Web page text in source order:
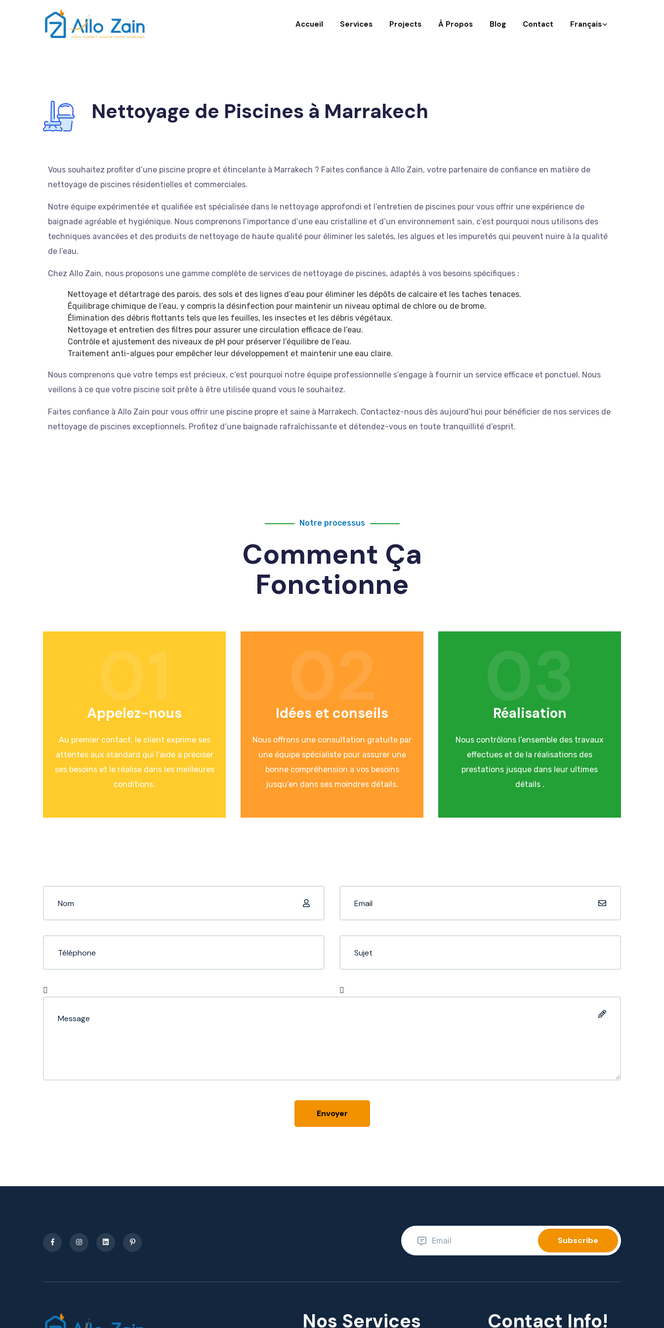
Accueil Services Projects À Propos Blog Contact Français
Nettoyage de Piscines à Marrakech
Vous souhaitez profiter d’une piscine propre et étincelante à Marrakech ? Faites confiance à Allo Zain, votre partenaire de confiance en matière de
nettoyage de piscines résidentielles et commerciales.
Notre équipe expérimentée et qualifiée est spécialisée dans le nettoyage approfondi et l’entretien de piscines pour vous offrir une expérience de
baignade agréable et hygiénique. Nous comprenons l’importance d’une eau cristalline et d’un environnement sain, c’est pourquoi nous utilisons des
techniques avancées et des produits de nettoyage de haute qualité pour éliminer les saletés, les algues et les impuretés qui peuvent nuire à la qualité
de l’eau.
Chez Allo Zain, nous proposons une gamme complète de services de nettoyage de piscines, adaptés à vos besoins spécifiques :
Nettoyage et détartrage des parois, des sols et des lignes d’eau pour éliminer les dépôts de calcaire et les taches tenaces.
Équilibrage chimique de l’eau, y compris la désinfection pour maintenir un niveau optimal de chlore ou de brome.
Élimination des débris flottants tels que les feuilles, les insectes et les débris végétaux.
Nettoyage et entretien des filtres pour assurer une circulation efficace de l’eau.
Contrôle et ajustement des niveaux de pH pour préserver l’équilibre de l’eau.
Traitement anti-algues pour empêcher leur développement et maintenir une eau claire.
Nous comprenons que votre temps est précieux, c’est pourquoi notre équipe professionnelle s’engage à fournir un service efficace et ponctuel. Nous
veillons à ce que votre piscine soit prête à être utilisée quand vous le souhaitez.
Faites confiance à Allo Zain pour vous offrir une piscine propre et saine à Marrakech. Contactez-nous dès aujourd’hui pour bénéficier de nos services de
nettoyage de piscines exceptionnels. Profitez d’une baignade rafraîchissante et détendez-vous en toute tranquillité d’esprit.
Notre processus
Comment Ça
Fonctionne
Appelez-nous
Au premier contact, le client exprime ses
attentes aux standard qui l’aide à préciser
ses besoins et le réalise dans les meilleures
conditions.
Idées et conseils
Nous offrons une consultation gratuite par
une équipe spécialiste pour assurer une
bonne compréhension a vos besoins
jusqu’en dans ses moindres détails.
Réalisation
Nous contrôlons l’ensemble des travaux
effectues et de la réalisations des
prestations jusque dans leur ultimes
détails .
Nos Services Contact Info!